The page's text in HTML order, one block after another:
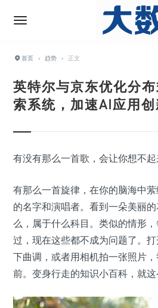
首页 › 趋势 › 正文
英特尔与京东优化分
索系统，加速AI应用创
有没有那么一首歌，会让你想不起
有那么一首旋律，在你的脑海中
的名字和演唱者。看到一朵美丽
么，属于什么科目。类似的情形
过，现在这些都不成为问题了。
下曲调，或者用相机拍一张照片
前。变身行走的知识小百科，就这